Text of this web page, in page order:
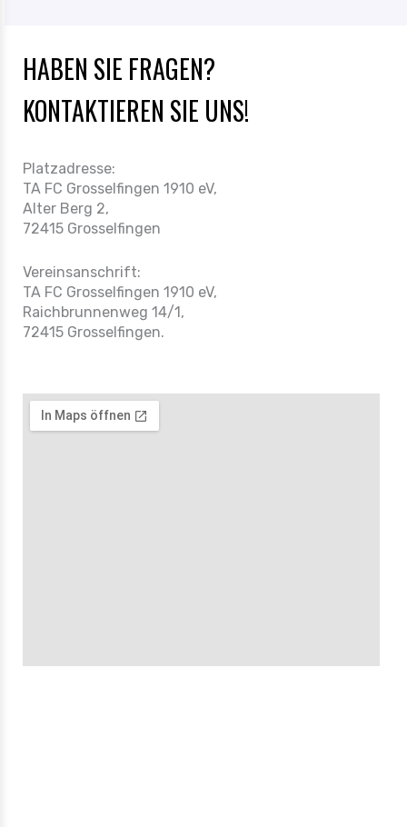
HABEN SIE FRAGEN?
KONTAKTIEREN SIE UNS!
Platzadresse:
TA FC Grosselfingen 1910 eV,
Alter Berg 2,
72415 Grosselfingen
Vereinsanschrift:
TA FC Grosselfingen 1910 eV,
Raichbrunnenweg 14/1,
72415 Grosselfingen.